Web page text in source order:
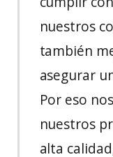
nuestros
también
asegurar
Por eso
nuestros
alta